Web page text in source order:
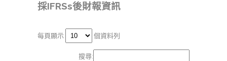
採IFRSs後財報資訊
每頁顯示 個資料列
搜尋: